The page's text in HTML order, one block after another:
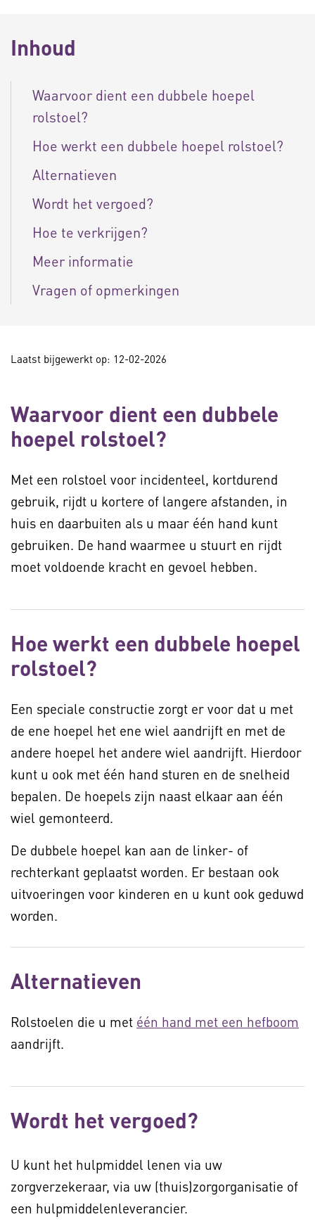
Inhoud
Waarvoor dient een dubbele hoepel
rolstoel?
Hoe werkt een dubbele hoepel rolstoel?
Alternatieven
Wordt het vergoed?
Hoe te verkrijgen?
Meer informatie
Vragen of opmerkingen
Laatst bijgewerkt op: 12-02-2026
Waarvoor dient een dubbele
hoepel rolstoel?
Met een rolstoel voor incidenteel, kortdurend
gebruik, rijdt u kortere of langere afstanden, in
huis en daarbuiten als u maar één hand kunt
gebruiken. De hand waarmee u stuurt en rijdt
moet voldoende kracht en gevoel hebben.
Hoe werkt een dubbele hoepel
rolstoel?
Een speciale constructie zorgt er voor dat u met
de ene hoepel het ene wiel aandrijft en met de
andere hoepel het andere wiel aandrijft. Hierdoor
kunt u ook met één hand sturen en de snelheid
bepalen. De hoepels zijn naast elkaar aan één
wiel gemonteerd.
De dubbele hoepel kan aan de linker- of
rechterkant geplaatst worden. Er bestaan ook
uitvoeringen voor kinderen en u kunt ook geduwd
worden.
Alternatieven
Rolstoelen die u met één hand met een hefboom
aandrijft.
Wordt het vergoed?
U kunt het hulpmiddel lenen via uw
zorgverzekeraar, via uw (thuis)zorgorganisatie of
een hulpmiddelenleverancier.